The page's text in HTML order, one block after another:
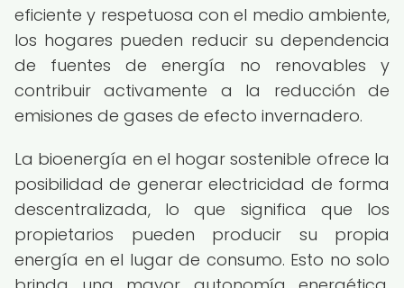
eficiente y respetuosa con el medio ambiente,
los hogares pueden reducir su dependencia
de fuentes de energía no renovables y
contribuir activamente a la reducción de
emisiones de gases de efecto invernadero.
La bioenergía en el hogar sostenible ofrece la
posibilidad de generar electricidad de forma
descentralizada, lo que significa que los
propietarios pueden producir su propia
energía en el lugar de consumo. Esto no solo